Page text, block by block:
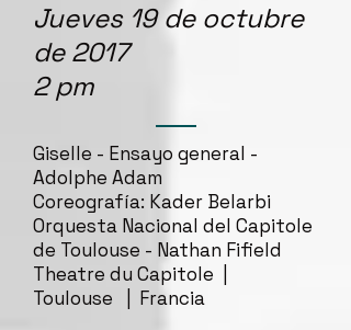
Jueves 19 de octubre
de 2017
2 pm
Giselle - Ensayo general -
Adolphe Adam
Coreografía: Kader Belarbi
Orquesta Nacional del Capitole
de Toulouse - Nathan Fifield
Theatre du Capitole |
Toulouse | Francia